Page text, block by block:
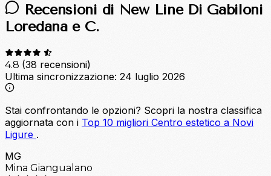
Recensioni di New Line Di Gabiloni
Loredana e C.
4.8 (38 recensioni)
Ultima sincronizzazione: 24 luglio 2026
Stai confrontando le opzioni? Scopri la nostra classifica
aggiornata con i Top 10 migliori Centro estetico a Novi
Ligure .
MG
Mina Giangualano